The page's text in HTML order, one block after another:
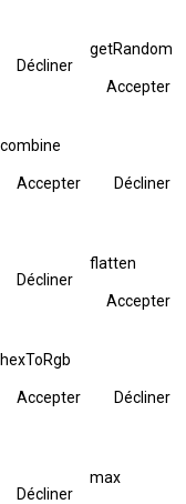
Décliner
getRandom
Accepter
combine
Accepter Décliner
Décliner
flatten
Accepter
hexToRgb
Accepter Décliner
Décliner
max